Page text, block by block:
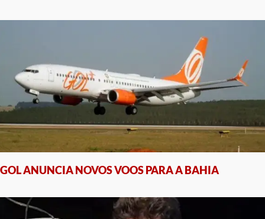
GOL ANUNCIA NOVOS VOOS PARA A BAHIA